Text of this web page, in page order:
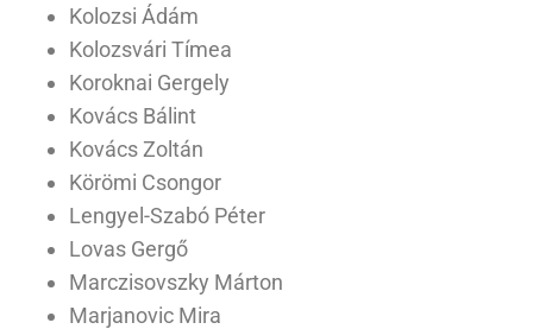
Kolozsi Ádám
Kolozsvári Tímea
Koroknai Gergely
Kovács Bálint
Kovács Zoltán
Körömi Csongor
Lengyel-Szabó Péter
Lovas Gergő
Marczisovszky Márton
Marjanovic Mira